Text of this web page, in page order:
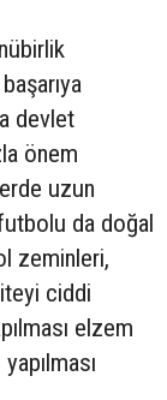
devlet
önem
uzun
da doğal
zeminleri,
ciddi
elzem